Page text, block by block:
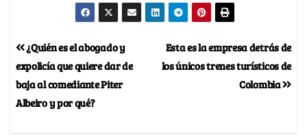
Esta es la empresa detrás de
los únicos trenes turísticos de
Colombia
¿Quién es el abogado y
expolicía que quiere dar de
baja al comediante Piter
Albeiro y por qué?